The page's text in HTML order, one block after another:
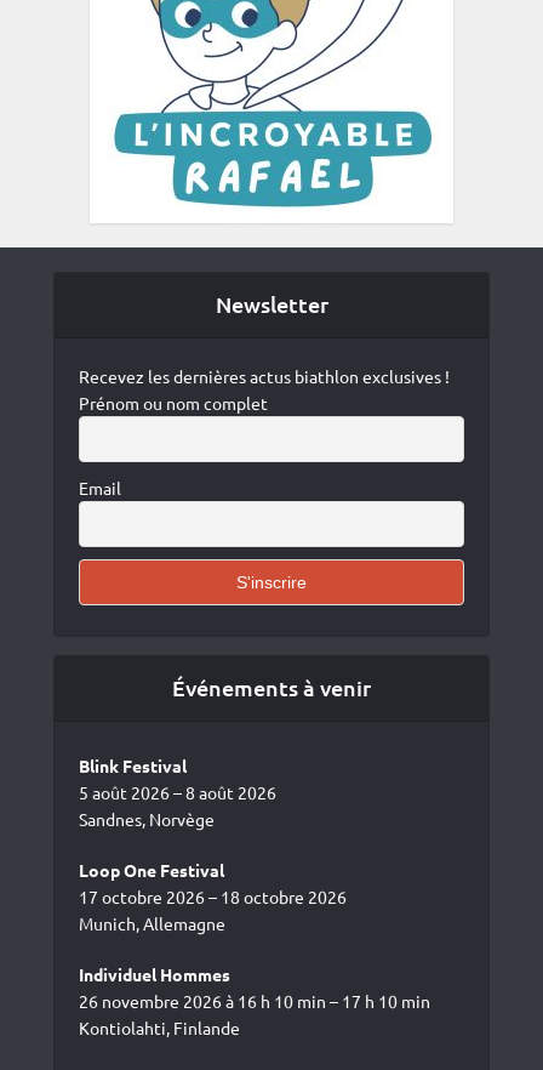
Newsletter
Recevez les dernières actus biathlon exclusives !
Prénom ou nom complet
Email
Événements à venir
Blink Festival
5 août 2026 – 8 août 2026
Sandnes, Norvège
Loop One Festival
17 octobre 2026 – 18 octobre 2026
Munich, Allemagne
Individuel Hommes
26 novembre 2026 à 16 h 10 min – 17 h 10 min
Kontiolahti, Finlande